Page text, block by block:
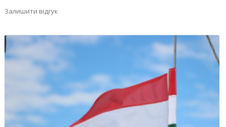
Залишити відгук